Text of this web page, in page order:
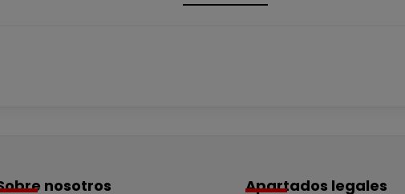
nosotros Apartados legales